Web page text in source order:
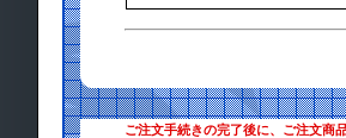
ご注文手続きの完了後に、ご注文商